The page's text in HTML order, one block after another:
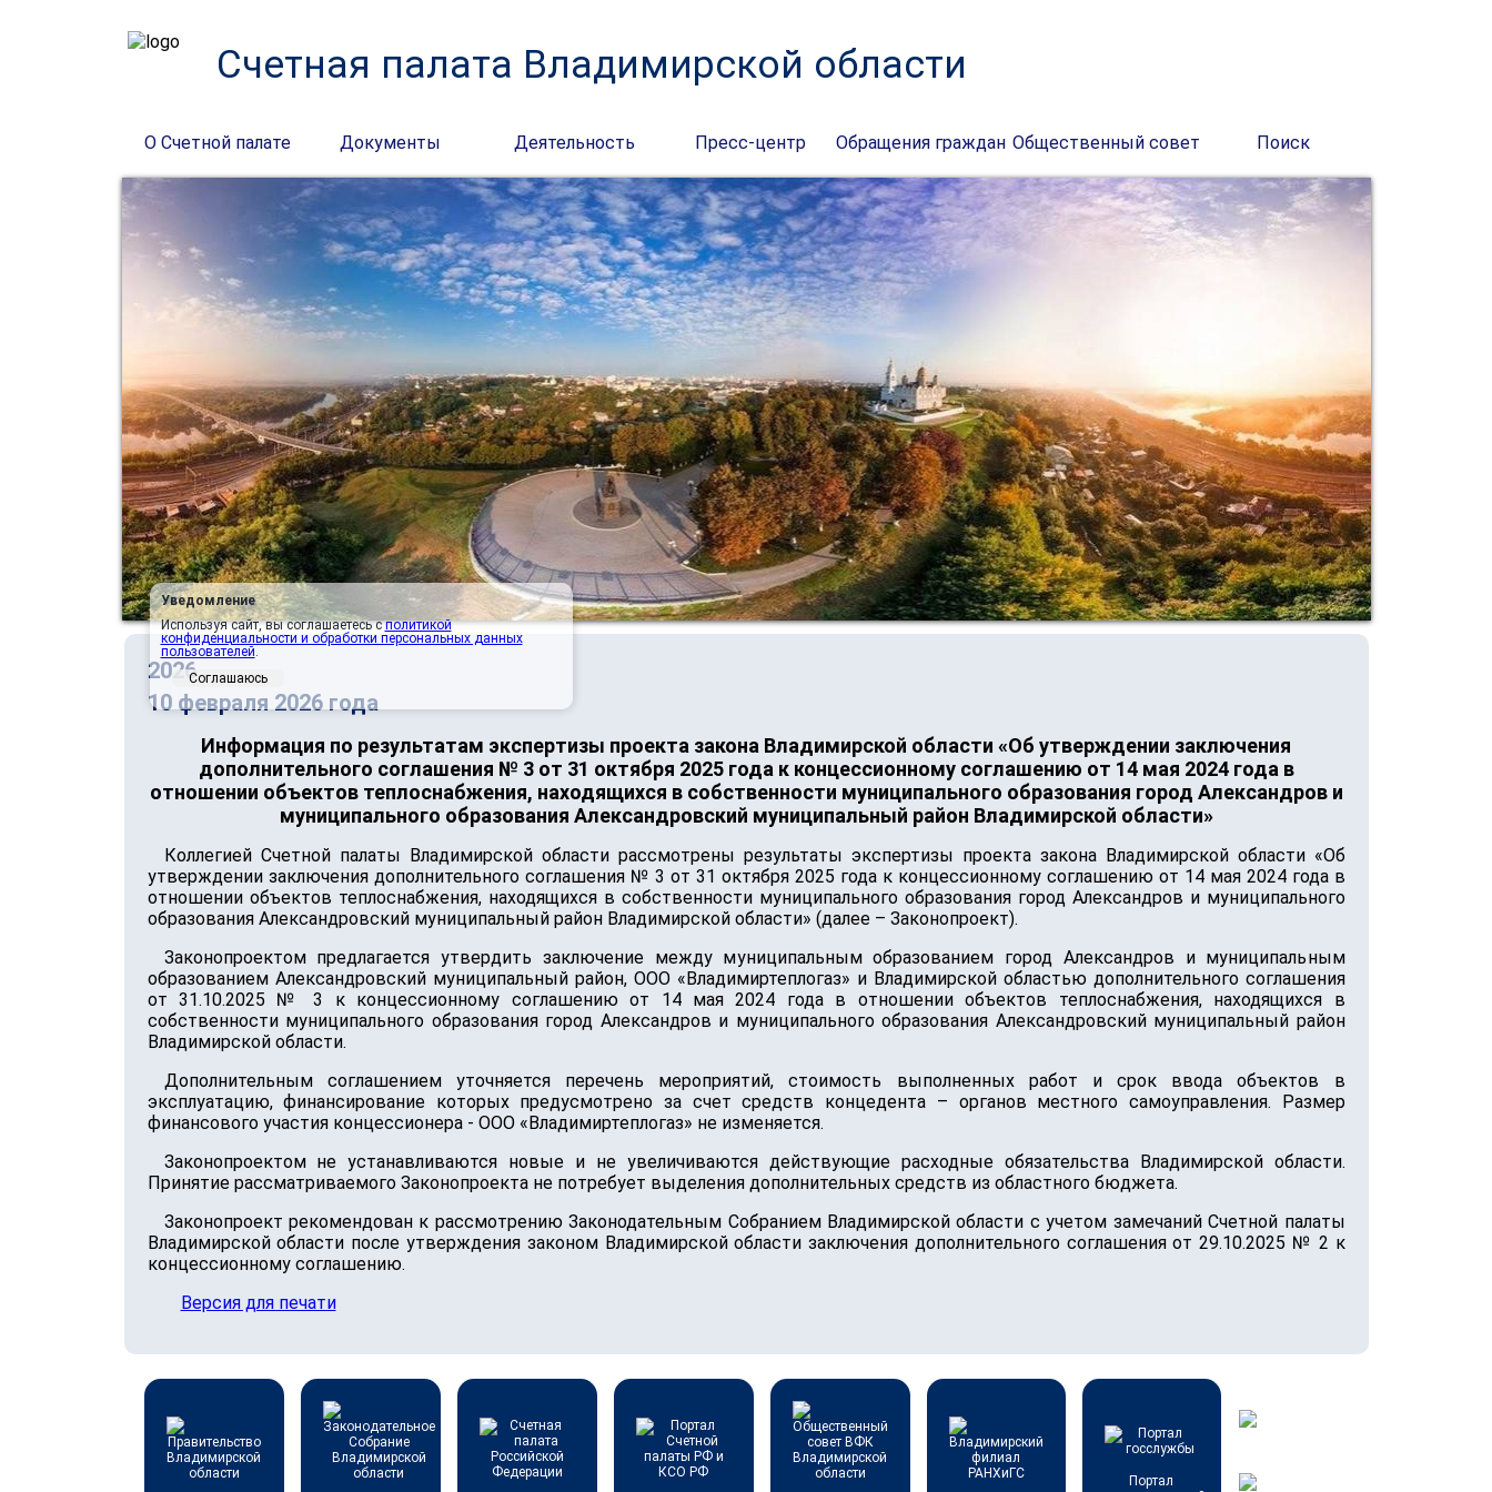
Счетная палата Владимирской области
О Счетной палате Документы Деятельность Пресс-центр Обращения граждан Общественный совет Поиск
2026
10 февраля 2026 года
Информация по результатам экспертизы проекта закона Владимирской области «Об утверждении заключения
дополнительного соглашения № 3 от 31 октября 2025 года к концессионному соглашению от 14 мая 2024 года в
отношении объектов теплоснабжения, находящихся в собственности муниципального образования город Александров и
муниципального образования Александровский муниципальный район Владимирской области»
Коллегией Счетной палаты Владимирской области рассмотрены результаты экспертизы проекта закона Владимирской области «Об
утверждении заключения дополнительного соглашения № 3 от 31 октября 2025 года к концессионному соглашению от 14 мая 2024 года в
отношении объектов теплоснабжения, находящихся в собственности муниципального образования город Александров и муниципального
образования Александровский муниципальный район Владимирской области» (далее – Законопроект).
Законопроектом предлагается утвердить заключение между муниципальным образованием город Александров и муниципальным
образованием Александровский муниципальный район, ООО «Владимиртеплогаз» и Владимирской областью дополнительного соглашения
от 31.10.2025 № 3 к концессионному соглашению от 14 мая 2024 года в отношении объектов теплоснабжения, находящихся в
собственности муниципального образования город Александров и муниципального образования Александровский муниципальный район
Владимирской области.
Дополнительным соглашением уточняется перечень мероприятий, стоимость выполненных работ и срок ввода объектов в
эксплуатацию, финансирование которых предусмотрено за счет средств концедента – органов местного самоуправления. Размер
финансового участия концессионера - ООО «Владимиртеплогаз» не изменяется.
Законопроектом не устанавливаются новые и не увеличиваются действующие расходные обязательства Владимирской области.
Принятие рассматриваемого Законопроекта не потребует выделения дополнительных средств из областного бюджета.
Законопроект рекомендован к рассмотрению Законодательным Собранием Владимирской области с учетом замечаний Счетной палаты
Владимирской области после утверждения законом Владимирской области заключения дополнительного соглашения от 29.10.2025 № 2 к
концессионному соглашению.
Версия для печати
Портал
Уведомление
Используя сайт, вы соглашаетесь сполитикой
конфиденциальности и обработки персональных данных
пользователей.
Соглашаюсь